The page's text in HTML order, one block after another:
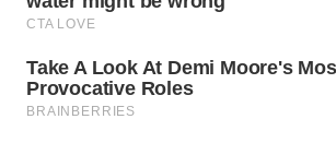
WN
PADANG
LAWAS
WN